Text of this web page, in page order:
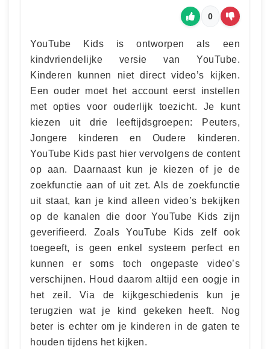
0
YouTube Kids is ontworpen als een
kindvriendelijke versie van YouTube.
Kinderen kunnen niet direct video’s kijken.
Een ouder moet het account eerst instellen
met opties voor ouderlijk toezicht. Je kunt
kiezen uit drie leeftijdsgroepen: Peuters,
Jongere kinderen en Oudere kinderen.
YouTube Kids past hier vervolgens de content
op aan. Daarnaast kun je kiezen of je de
zoekfunctie aan of uit zet. Als de zoekfunctie
uit staat, kan je kind alleen video’s bekijken
op de kanalen die door YouTube Kids zijn
geverifieerd. Zoals YouTube Kids zelf ook
toegeeft, is geen enkel systeem perfect en
kunnen er soms toch ongepaste video’s
verschijnen. Houd daarom altijd een oogje in
het zeil. Via de kijkgeschiedenis kun je
terugzien wat je kind gekeken heeft. Nog
beter is echter om je kinderen in de gaten te
houden tijdens het kijken.